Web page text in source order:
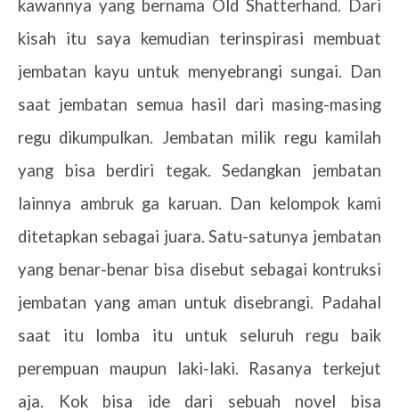
kawannya yang bernama Old Shatterhand. Dari
kisah itu saya kemudian terinspirasi membuat
jembatan kayu untuk menyebrangi sungai. Dan
saat jembatan semua hasil dari masing-masing
regu dikumpulkan. Jembatan milik regu kamilah
yang bisa berdiri tegak. Sedangkan jembatan
lainnya ambruk ga karuan. Dan kelompok kami
ditetapkan sebagai juara. Satu-satunya jembatan
yang benar-benar bisa disebut sebagai kontruksi
jembatan yang aman untuk disebrangi. Padahal
saat itu lomba itu untuk seluruh regu baik
perempuan maupun laki-laki. Rasanya terkejut
aja. Kok bisa ide dari sebuah novel bisa